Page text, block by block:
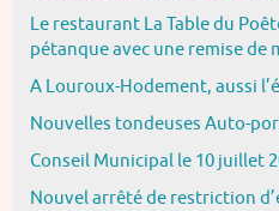
Le restaurant La Table du
pétanque avec une remise de
A Louroux-Hodement, aussi
Nouvelles tondeuses Auto-
Conseil Municipal le 10 juillet
Nouvel arrêté de restriction